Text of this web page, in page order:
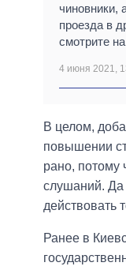
чиновники,
проезда в
смотрите
4 июня 2021,
В целом,
повышении
рано, потому
слушаний. Да
действовать
Ранее в